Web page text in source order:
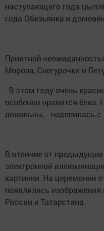
наступающего года
года Обезьянка и
Приятной
Мороза, Снегурочки и
- В этом году очень
особенно нравится ёлка.
довольны, - поделилась
В отличие от
электронной
картинки. На церемонии
появлялись
России и Татарстана.